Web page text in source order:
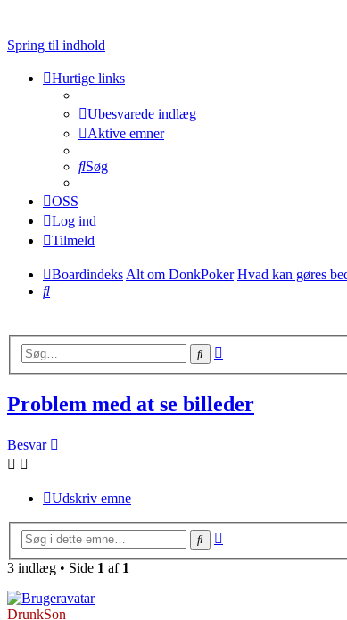
Spring til indhold
Hurtige links
Ubesvarede indlæg
Aktive emner
Søg
OSS
Log ind
Tilmeld
Boardindeks Alt om DonkPoker Hvad kan gøres
Søg
Søg
Problem med at se billeder
Besvar
Udskriv emne
Søg
3 indlæg • Side 1 af 1
DrunkSon